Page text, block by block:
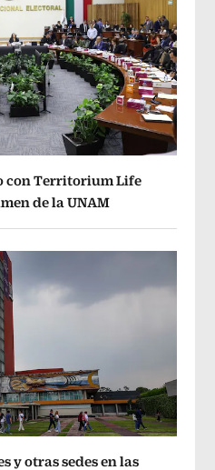
con Territorium Life
de la UNAM
y otras sedes en las